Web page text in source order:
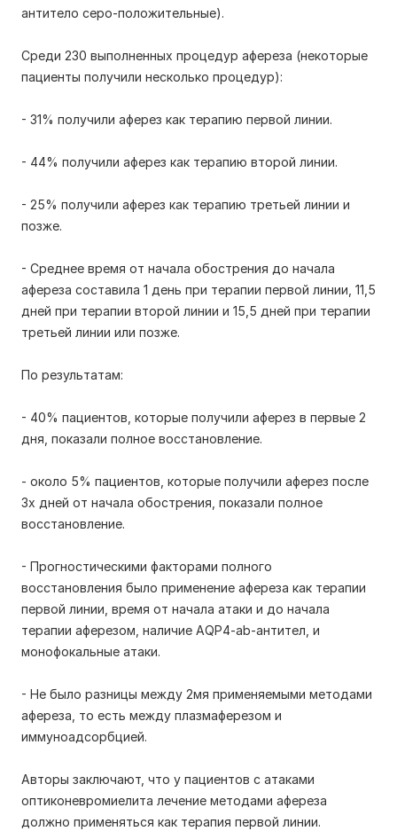
антитело серо-положительные).
Среди 230 выполненных процедур афереза (некоторые
пациенты получили несколько процедур):
- 31% получили аферез как терапию первой линии.
- 44% получили аферез как терапию второй линии.
- 25% получили аферез как терапию третьей линии и
позже.
- Среднее время от начала обострения до начала
афереза составила 1 день при терапии первой линии, 11,5
дней при терапии второй линии и 15,5 дней при терапии
третьей линии или позже.
По результатам:
- 40% пациентов, которые получили аферез в первые 2
дня, показали полное восстановление.
- около 5% пациентов, которые получили аферез после
3х дней от начала обострения, показали полное
восстановление.
- Прогностическими факторами полного
восстановления было применение афереза как терапии
первой линии, время от начала атаки и до начала
терапии аферезом, наличие AQP4-ab-антител, и
монофокальные атаки.
- Не было разницы между 2мя применяемыми методами
афереза, то есть между плазмаферезом и
иммуноадсорбцией.
Авторы заключают, что у пациентов с атаками
оптиконевромиелита лечение методами афереза
должно применяться как терапия первой линии.